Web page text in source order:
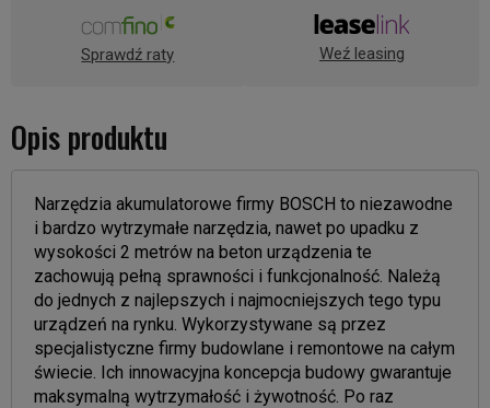
Sprawdź raty Weź leasing
Opis produktu
Narzędzia akumulatorowe firmy BOSCH to niezawodne
i bardzo wytrzymałe narzędzia, nawet po upadku z
wysokości 2 metrów na beton urządzenia te
zachowują pełną sprawności i funkcjonalność. Należą
do jednych z najlepszych i najmocniejszych tego typu
urządzeń na rynku. Wykorzystywane są przez
specjalistyczne firmy budowlane i remontowe na całym
świecie. Ich innowacyjna koncepcja budowy gwarantuje
maksymalną wytrzymałość i żywotność. Po raz